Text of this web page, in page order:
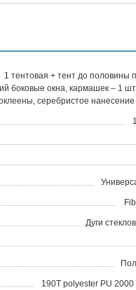
1 тентовая + тент до половины
боковые окна, кармашек – 1
серебристое нанесение
Дуги
190T polyester PU 2000